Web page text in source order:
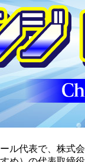
ル代表で、株式会